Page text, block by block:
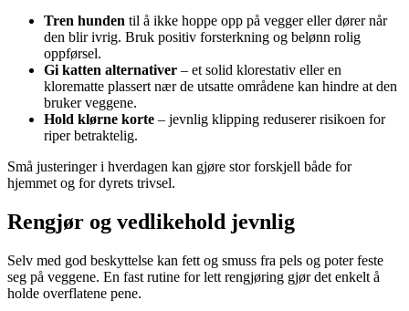
Tren hunden til å ikke hoppe opp på vegger eller dører når
den blir ivrig. Bruk positiv forsterkning og belønn rolig
oppførsel.
Gi katten alternativer – et solid klorestativ eller en
klorematte plassert nær de utsatte områdene kan hindre at den
bruker veggene.
Hold klørne korte – jevnlig klipping reduserer risikoen for
riper betraktelig.
Små justeringer i hverdagen kan gjøre stor forskjell både for
hjemmet og for dyrets trivsel.
Rengjør og vedlikehold jevnlig
Selv med god beskyttelse kan fett og smuss fra pels og poter feste
seg på veggene. En fast rutine for lett rengjøring gjør det enkelt å
holde overflatene pene.